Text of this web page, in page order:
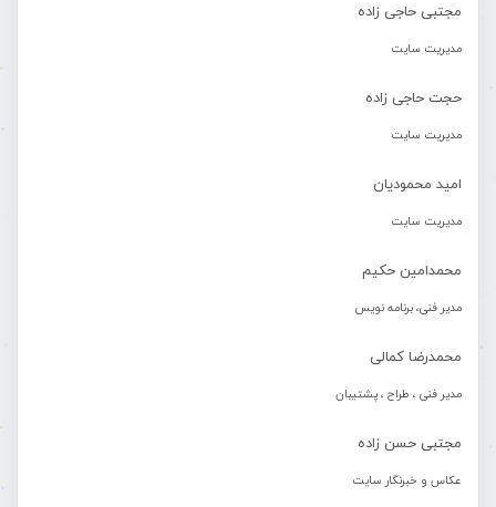
مجتبی حاجی زاده
مدیریت سایت
حجت حاجی زاده
مدیریت سایت
امید محمودیان
مدیریت سایت
محمدامین حکیم
مدیر فنی، برنامه نویس
محمدرضا کمالی
مدیر فنی ، طراح ، پشتیبان
مجتبی حسن زاده
عکاس و خبرنگار سایت